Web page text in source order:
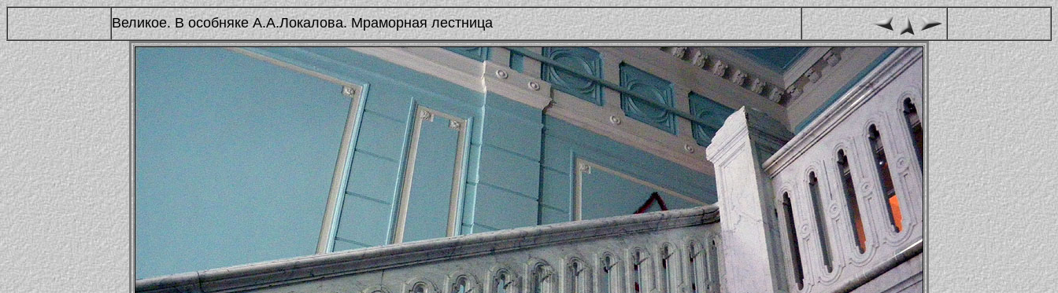
Великое. В особняке А.А.Локалова. Мраморная лестница